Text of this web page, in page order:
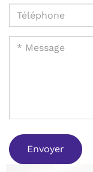
Envoyer